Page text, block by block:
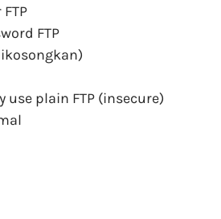
FTP
use plain FTP (insecure)